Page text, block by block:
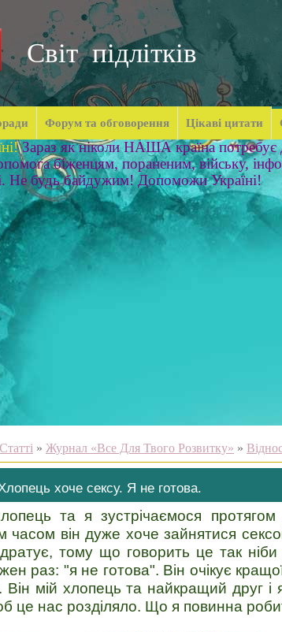
Світ підлітків
Форум та обговорення Цікаві цитати
Зараз як ніколи НАША країна
біженцям, пораненим, війську,
Не будь байдужим! Допоможи Україні!
Статті » Журнал «Все Для Твого Розвитку» »
хоче сексу. Я не готова.
та я зустрічаємося
часом він дуже хоче зайнятися
тому що говорить це так
раз: "я не готова". Він очікує
Він мій хлопець та найкращий друг
це нас розділяло. Що я повинна